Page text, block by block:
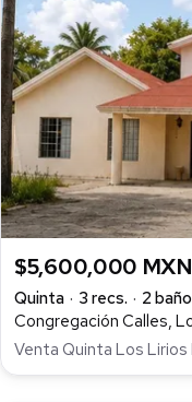
$5,600,000 MXN
Quinta
3 recs. 2
Congregación Calles,
Venta Quinta Los